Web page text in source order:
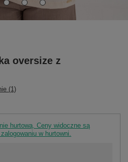
oversize z
(1)
hurtową. Ceny widoczne są
w hurtowni.